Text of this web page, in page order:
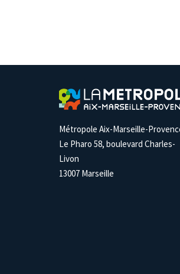
Métropole Aix-Marseille-
Le Pharo 58, boulevard Charles-
Livon
13007 Marseille